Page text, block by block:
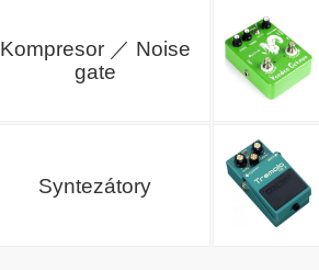
Kompresor ／ Noise
gate
Syntezátory